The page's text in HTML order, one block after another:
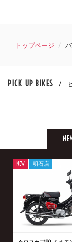
トップページ
PICK UP BIKES / ピ
NEW 明石店